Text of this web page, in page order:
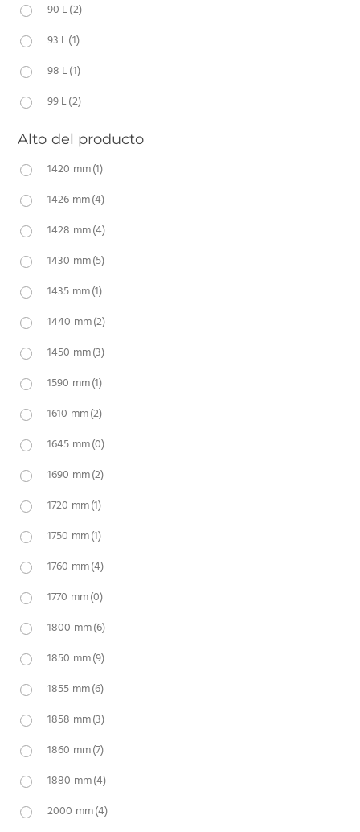
90 L(2)
93 L(1)
98 L(1)
99 L(2)
Alto del producto
1420 mm(1)
1426 mm(4)
1428 mm(4)
1430 mm(5)
1435 mm(1)
1440 mm(2)
1450 mm(3)
1590 mm(1)
1610 mm(2)
1645 mm(0)
1690 mm(2)
1720 mm(1)
1750 mm(1)
1760 mm(4)
1770 mm(0)
1800 mm(6)
1850 mm(9)
1855 mm(6)
1858 mm(3)
1860 mm(7)
1880 mm(4)
2000 mm(4)